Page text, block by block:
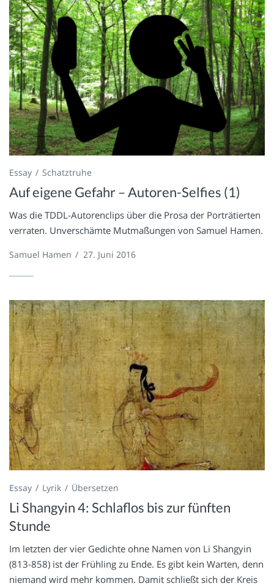
Essay Schatztruhe
Auf eigene Gefahr – Autoren-Selfies (1)
Was die TDDL-Autorenclips über die Prosa der Porträtierten
verraten. Unverschämte Mutmaßungen von Samuel Hamen.
Samuel Hamen / 27. Juni 2016
Essay Lyrik Übersetzen
Li Shangyin 4: Schlaflos bis zur fünften
Stunde
Im letzten der vier Gedichte ohne Namen von Li Shangyin
(813-858) ist der Frühling zu Ende. Es gibt kein Warten, denn
niemand wird mehr kommen. Damit schließt sich der Kreis